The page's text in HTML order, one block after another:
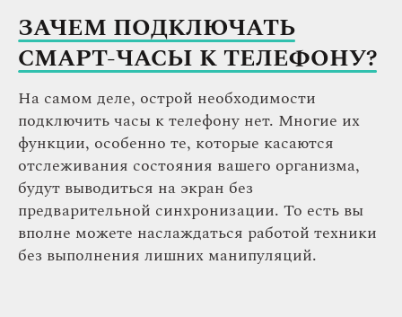
ЗАЧЕМ ПОДКЛЮЧАТЬ
СМАРТ-ЧАСЫ К ТЕЛЕФОНУ?
На самом деле, острой необходимости
подключить часы к телефону нет. Многие их
функции, особенно те, которые касаются
отслеживания состояния вашего организма,
будут выводиться на экран без
предварительной синхронизации. То есть вы
вполне можете наслаждаться работой техники
без выполнения лишних манипуляций.